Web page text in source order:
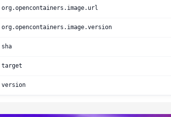
org.opencontainers.image.url
org.opencontainers.image.version
sha
target
version